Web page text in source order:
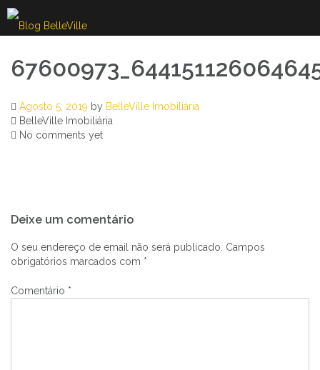
Skip
to
content
Agosto 5, 2019 by BelleVille Imobiliária
BelleVille Imobiliária
No comments yet
de
artigos
Deixe um comentário
O seu endereço de email não será publicado. Campos
obrigatórios marcados com *
Comentário *